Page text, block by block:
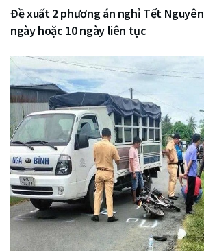
Đề xuất 2 phương án nghỉ Tết
ngày hoặc 10 ngày liên tục